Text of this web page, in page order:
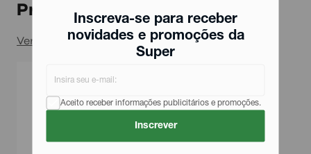
Inscreva-se para receber
novidades e promoções da
Super
Aceito receber informações publicitários e promoções.
Inscrever
Produtos relacionados
Ver todos